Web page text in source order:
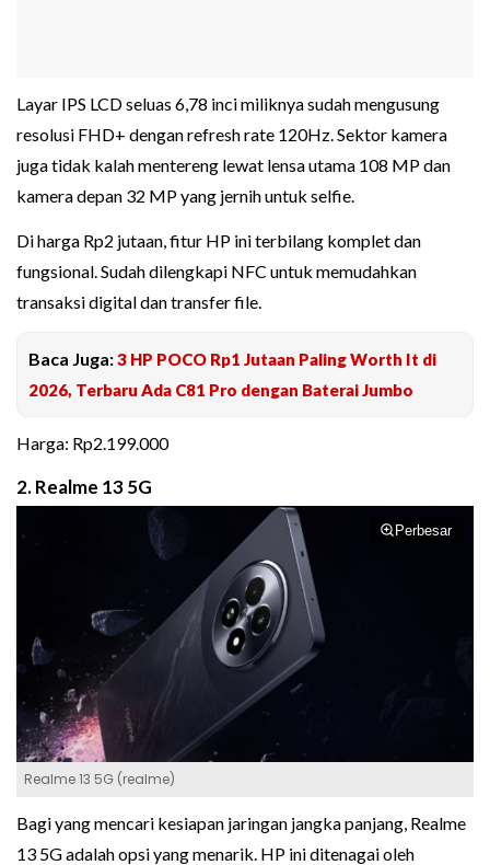
Layar IPS LCD seluas 6,78 inci miliknya sudah mengusung
resolusi FHD+ dengan refresh rate 120Hz. Sektor kamera
juga tidak kalah mentereng lewat lensa utama 108 MP dan
kamera depan 32 MP yang jernih untuk selfie.
Di harga Rp2 jutaan, fitur HP ini terbilang komplet dan
fungsional. Sudah dilengkapi NFC untuk memudahkan
transaksi digital dan transfer file.
Baca Juga:3 HP POCO Rp1 Jutaan Paling Worth It di
2026, Terbaru Ada C81 Pro dengan Baterai Jumbo
Harga: Rp2.199.000
2. Realme 13 5G
Perbesar
Realme 13 5G (realme)
Bagi yang mencari kesiapan jaringan jangka panjang, Realme
13 5G adalah opsi yang menarik. HP ini ditenagai oleh